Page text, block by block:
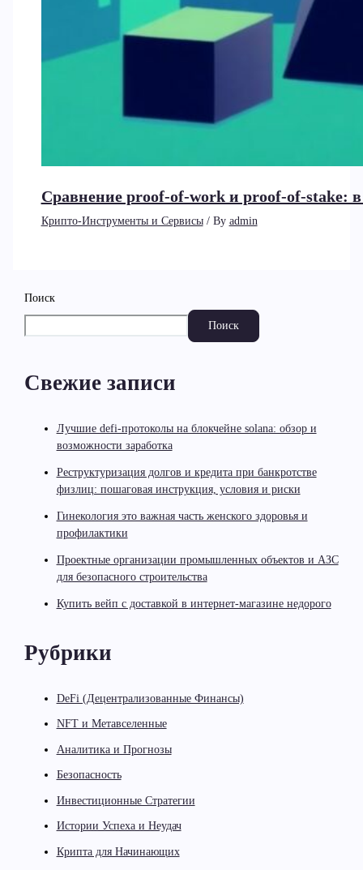
Сравнение proof-of-work и proof-of-stake:
Крипто-Инструменты и Сервисы/ By admin
Поиск
Поиск
Свежие записи
Лучшие defi-протоколы на блокчейне solana: обзор и
возможности заработка
Реструктуризация долгов и кредита при банкротстве
физлиц: пошаговая инструкция, условия и риски
Гинекология это важная часть женского здоровья и
профилактики
Проектные организации промышленных объектов и АЗС
для безопасного строительства
Купить вейп с доставкой в интернет-магазине недорого
Рубрики
DeFi (Децентрализованные Финансы)
NFT и Метавселенные
Аналитика и Прогнозы
Безопасность
Инвестиционные Стратегии
Истории Успеха и Неудач
Крипта для Начинающих